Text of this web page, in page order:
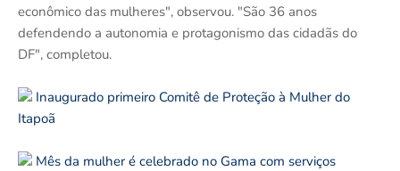
econômico das mulheres", observou. "São 36 anos
defendendo a autonomia e protagonismo das cidadãs do
DF", completou.
Inaugurado primeiro Comitê de Proteção à Mulher do
Itapoã
Mês da mulher é celebrado no Gama com serviços